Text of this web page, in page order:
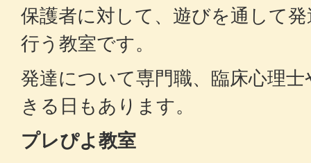
保護者に対して、遊びを通して
行う教室です。
発達について専門職、臨床心理
きる日もあります。
プレぴよ教室